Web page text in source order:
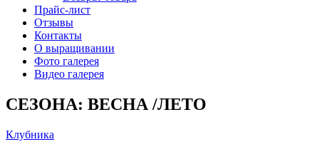
Прайс-лист
Отзывы
Контакты
О выращивании
Фото галерея
Видео галерея
СЕЗОНА: ВЕСНА /ЛЕТО
Клубника